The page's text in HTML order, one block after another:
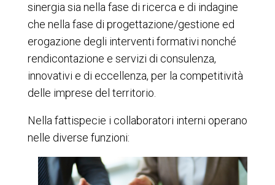
sinergia sia nella fase di ricerca e di indagine
che nella fase di progettazione/gestione ed
erogazione degli interventi formativi nonché
rendicontazione e servizi di consulenza,
innovativi e di eccellenza, per la competitività
delle imprese del territorio.
Nella fattispecie i collaboratori interni operano
nelle diverse funzioni: